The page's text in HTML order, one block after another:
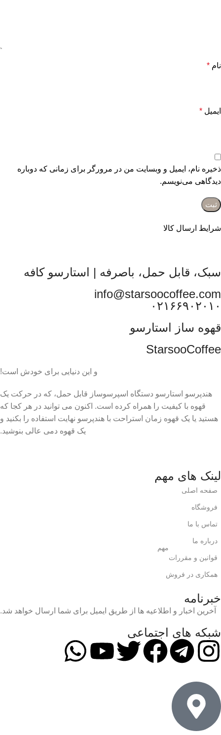
نام *
ایمیل *
ذخیره نام، ایمیل و وبسایت من در مرورگر برای زمانی که دوباره
دیدگاهی می‌نویسم.
شرایط ارسال کالا
سبک، قابل حمل، باصرفه | استارسو کافه
info@starsoocoffee.com
۰۲۱۶۶۹۰۲۰۱۰
قهوه ساز استارسو
StarsooCoffee
و این دنیایی برای خودش است!
هندپرسو استارسو دستگاه اسپرسوساز قابل حمل، که در حرکت یک
قهوه با کیفیت را همراه کرده است. اکنون می توانید در هر کجا که
هستید یا یک قهوه زمان استراحت با هندپرسو نهایت استفاده را بکنید و
یک قهوه دمی عالی بنوشید.
لینک های مهم
صفحه اصلی
فروشگاه
تماس با ما
درباره ما
قوانین و مقررات
مهم
همکاری در فروش
خبرنامه
آخرین اخبار و اطلاعیه ها از طریق ایمیل برای شما ارسال خواهد شد.
شبکه های اجتماعی